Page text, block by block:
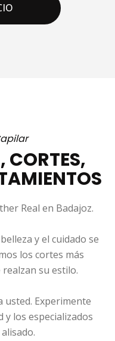
CORTES,
Real en Badajoz.
y el cuidado se
los cortes más
su estilo.
usted. Experimente
y los especializados